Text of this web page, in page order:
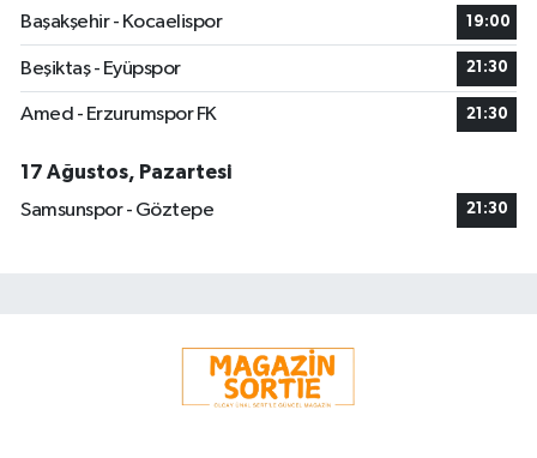
Başakşehir - Kocaelispor
19:00
Beşiktaş - Eyüpspor 21:30
Amed - Erzurumspor FK 21:30
17 Ağustos, Pazartesi
Samsunspor - Göztepe
21:30